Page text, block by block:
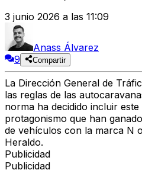
3 junio 2026 a las 11:09
Anass Álvarez
9
Compartir
La Dirección General de
las reglas de las
norma ha decidido incluir
protagonismo que han
de vehículos con la marca N
Heraldo.
Publicidad
Publicidad